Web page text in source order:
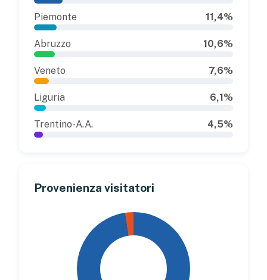
Piemonte 11,4%
Abruzzo 10,6%
Veneto 7,6%
Liguria 6,1%
Trentino-A.A. 4,5%
Provenienza visitatori